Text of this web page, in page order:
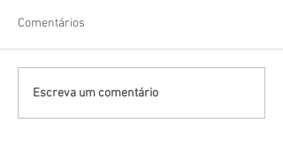
Comentários
Escreva um comentário